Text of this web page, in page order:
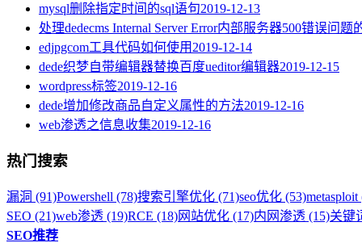
mysql删除指定时间的sql语句2019-12-13
处理dedecms Internal Server Error内部服务器500错误问题
edjpgcom工具代码如何使用 2019-12-14
dede织梦自带编辑器替换百度ueditor编辑器2019-12-15
wordpress标签2019-12-16
dede增加修改商品自定义属性的方法2019-12-16
web渗透之信息收集2019-12-16
热门搜索
漏洞 (91)Powershell (78)搜索引擎优化 (71)seo优化 (53)metasploit
SEO (21)web渗透 (19)RCE (18)网站优化 (17)内网渗透 (15)关键
SEO推荐